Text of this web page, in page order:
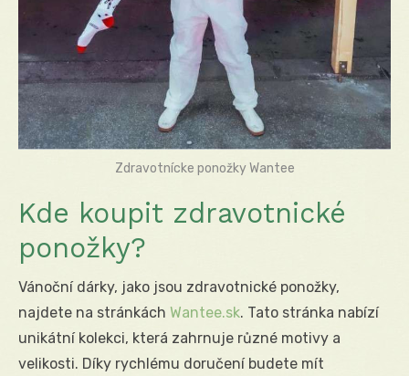
Zdravotnícke ponožky Wantee
Kde koupit zdravotnické
ponožky?
Vánoční dárky, jako jsou zdravotnické ponožky,
najdete na stránkách Wantee.sk. Tato stránka nabízí
unikátní kolekci, která zahrnuje různé motivy a
velikosti. Díky rychlému doručení budete mít